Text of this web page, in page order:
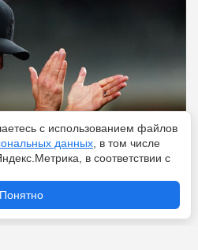
с использованием файлов
данных , в том числе
в соответствии с
Понятно